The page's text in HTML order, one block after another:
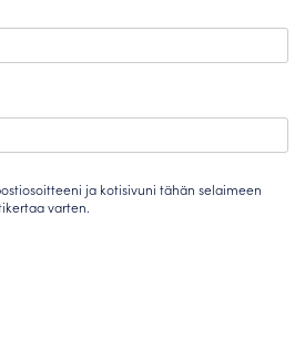
ja kotisivuni tähän selaimeen
varten.